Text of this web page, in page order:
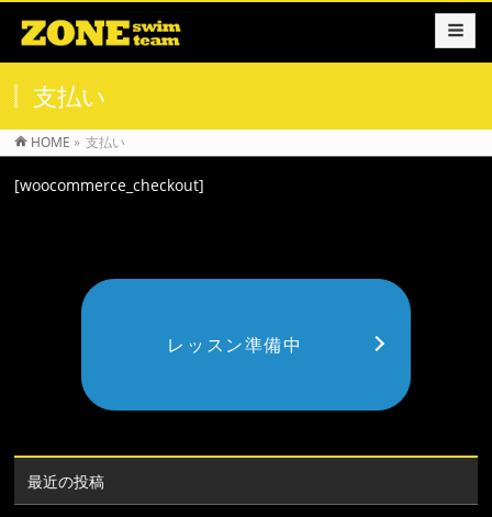
支払い
HOME » 支払い
[woocommerce_checkout]
レッスン準備中
最近の投稿